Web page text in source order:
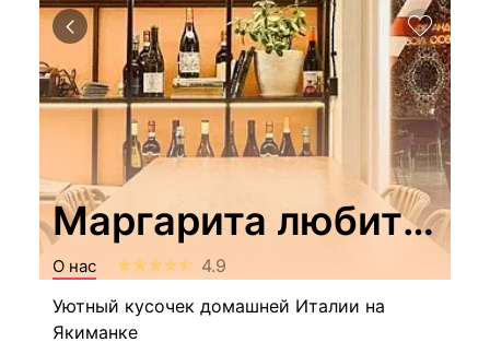
Маргарита любит
О нас
4.9
Уютный кусочек домашней Италии на
Якиманке